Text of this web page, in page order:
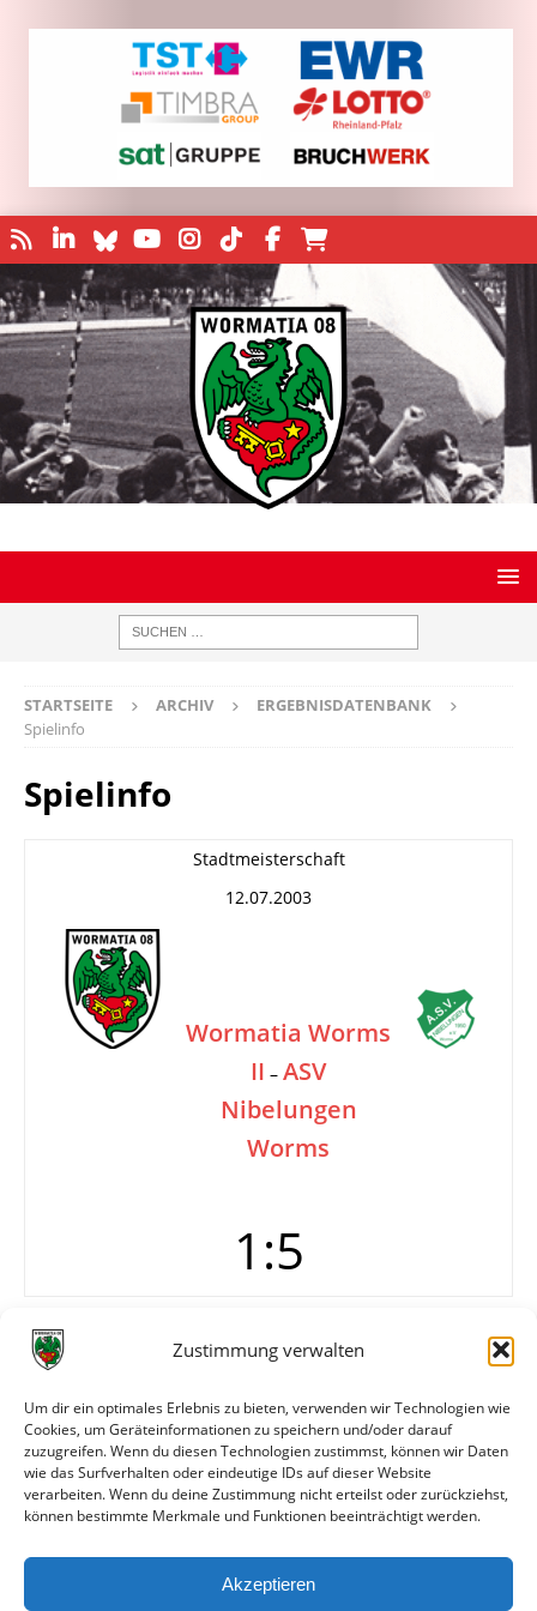
Zustimmung verwalten
Um dir ein optimales Erlebnis zu bieten, verwenden wir Technologien wie
Cookies, um Geräteinformationen zu speichern und/oder darauf
zuzugreifen. Wenn du diesen Technologien zustimmst, können wir Daten
wie das Surfverhalten oder eindeutige IDs auf dieser Website
verarbeiten. Wenn du deine Zustimmung nicht erteilst oder zurückziehst,
können bestimmte Merkmale und Funktionen beeinträchtigt werden.
Akzeptieren
STARTSEITE ARCHIV
ERGEBNISDATENBANK
Spielinfo
Spielinfo
Stadtmeisterschaft
12.07.2003
Wormatia Worms
II – ASV
Nibelungen
Worms
1:5
Tore
1:0 Jan Donner (2.)
1:1 Lochbrunner (63.)
1:3 Bauer
1:4 Lochbrunner (86.)
1:5 Philippi (88.)
Alle bisherigen Partien der beiden Mannschaften